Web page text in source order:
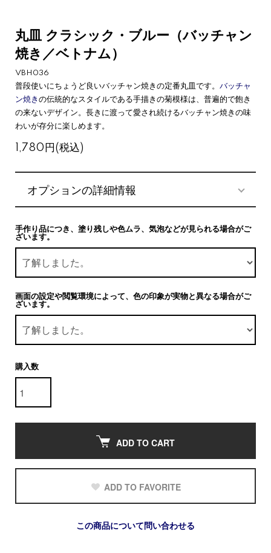
丸皿 クラシック・ブルー（バッチャン
焼き／ベトナム）
VBH036
普段使いにちょうど良いバッチャン焼きの定番丸皿です。 バッチャ
ン焼き の伝統的なスタイルである手描きの菊模様は、普遍的で飽き
の来ないデザイン。長きに渡って愛され続けるバッチャン焼きの味
わいが存分に楽しめます。
1,780円(税込)
オプションの詳細情報
手作り品につき、塗り残しや色ムラ、気泡などが見られる場合がご
ざいます。
画面の設定や閲覧環境によって、色の印象が実物と異なる場合がご
ざいます。
購入数
ADD TO CART
ADD TO FAVORITE
この商品について問い合わせる